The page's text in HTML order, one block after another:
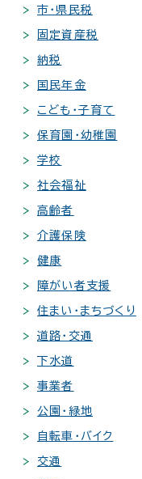
市・県民税
固定資産税
納税
国民年金
こども・子育て
保育園・幼稚園
学校
社会福祉
高齢者
介護保険
健康
障がい者支援
住まい・まちづくり
道路・交通
下水道
事業者
公園・緑地
自転車・バイク
交通